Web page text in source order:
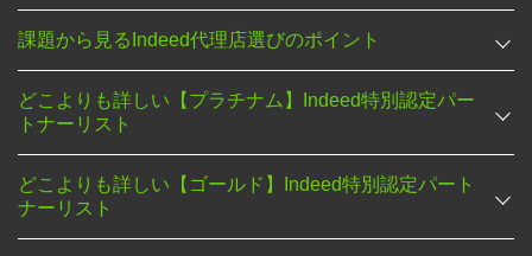
課題から見るIndeed代理店選びのポイント
どこよりも詳しい【プラチナム】Indeed特別認定パー
トナーリスト
どこよりも詳しい【ゴールド】Indeed特別認定パート
ナーリスト